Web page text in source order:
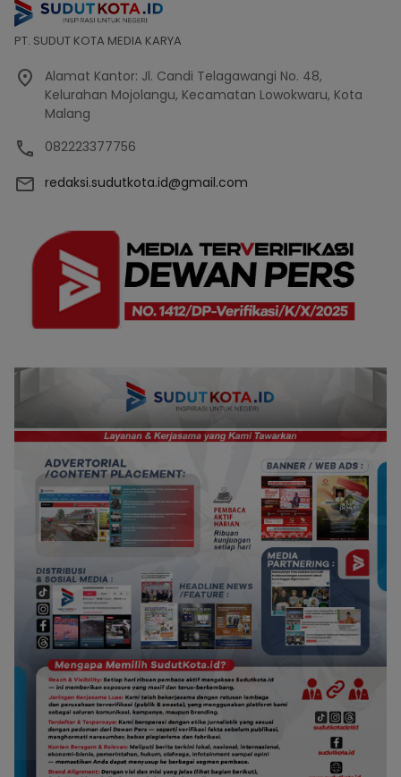
PT. SUDUT KOTA MEDIA KARYA
Alamat Kantor: Jl. Candi Telagawangi No. 48,
Kelurahan Mojolangu, Kecamatan Lowokwaru, Kota
Malang
082223377756
redaksi.sudutkota.id@gmail.com